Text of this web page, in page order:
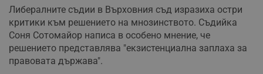
Либералните съдии в Върховния съд изразиха остри
критики към решението на мнозинството. Съдийка
Соня Сотомайор написа в особено мнение, че
решението представлява "екзистенциална заплаха за
правовата държава".